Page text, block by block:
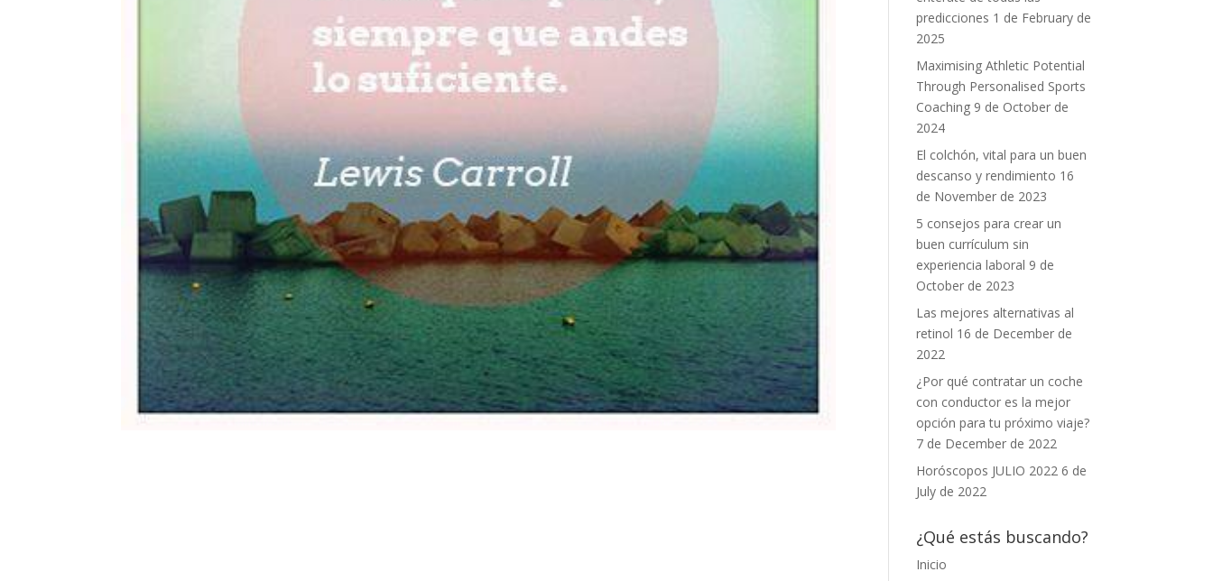
predicciones 1 de February de
2025
Maximising Athletic Potential
Through Personalised Sports
Coaching 9 de October de
2024
El colchón, vital para un buen
descanso y rendimiento 16
de November de 2023
5 consejos para crear un
buen currículum sin
experiencia laboral 9 de
October de 2023
Las mejores alternativas al
retinol 16 de December de
2022
¿Por qué contratar un coche
con conductor es la mejor
opción para tu próximo viaje?
7 de December de 2022
Horóscopos JULIO 2022 6 de
July de 2022
¿Qué estás buscando?
Inicio